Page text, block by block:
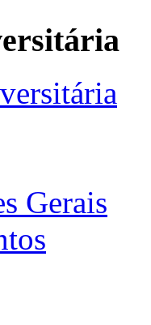
Gerais